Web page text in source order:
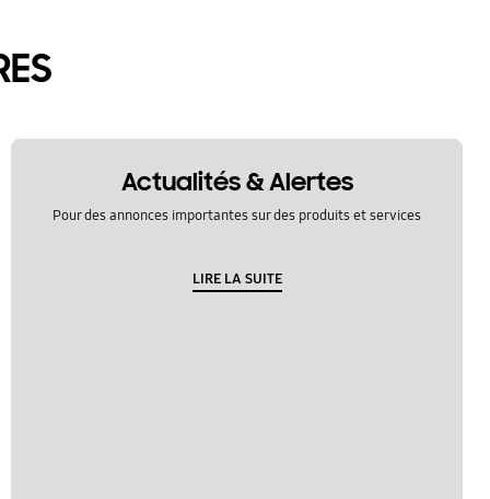
Actualités & Alertes
Pour des annonces importantes sur des produits et services
LIRE LA SUITE